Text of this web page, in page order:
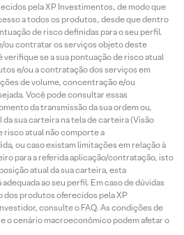
pela XP Investimentos, de modo que
a todos os produtos, desde que dentro
de risco definidas para o seu perfil.
ou contratar os serviços objeto deste
se a sua pontuação de risco atual
e/ou a contratação dos serviços em
de volume, concentração e/ou
Você pode consultar essas
da transmissão da sua ordem ou,
sua carteira na tela de carteira (Visão
risco atual não comporte a
ou caso existam limitações em relação à
para a referida aplicação/contratação, isto
atual da sua carteira, esta
ao seu perfil. Em caso de dúvidas
dos produtos oferecidos pela XP
consulte o FAQ. As condições de
o cenário macroeconômico podem afetar o